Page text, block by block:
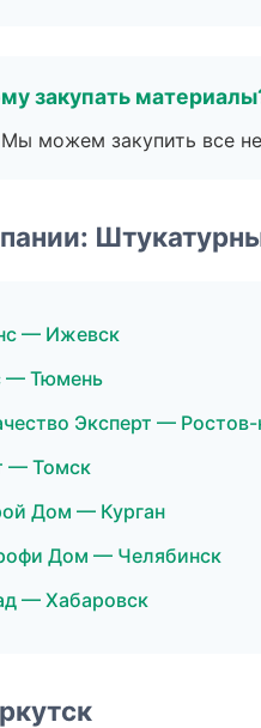
закупать
Мы можем закупить все
— Ижевск
— Тюмень
Эксперт —
— Томск
Дом — Курган
Дом — Челябинск
— Хабаровск